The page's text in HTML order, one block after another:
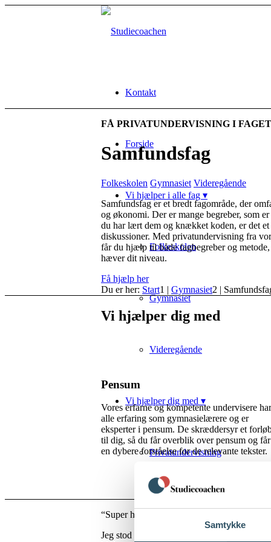
Samtykke
Kontakt
Forside
Vi hjælper i alle fag ▾
Folkeskolen
Gymnasiet
Videregående
Vi hjælper dig med ▾
Privatundervisning
FÅ PRIVATUNDERVISNING I FAGET
Samfundsfag
Folkeskolen Gymnasiet Videregående
Samfundsfag er et bredt fagområde, der
og økonomi. Der er mange begreber, som
du har lært dem og knækket koden, er det
diskussioner. Med privatundervisning fra
får du hjælp til både fagbegreber og
hæver dit niveau.
Få hjælp her
Du er her: Start1 | Gymnasiet2 |
Vi hjælper dig med
Pensum
Vores erfarne og kompetente undervisere har
alle erfaring som gymnasielærere og er
eksperter i pensum. De skræddersyr et
til dig, så du får overblik over pensum og får
en dybere forståelse for de relevante tekster.
“Super hjælp!
Jeg stod i en presset sitation med kun en